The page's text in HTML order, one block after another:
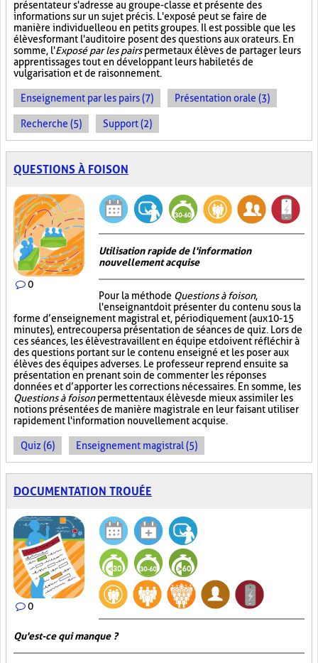
présentateur s'adresse au groupe-classe et présente des
informations sur un sujet précis. L'exposé peut se faire de
manière individuelle ou en petits groupes. Il est possible que les
élèves formant l'auditoire posent des questions aux orateurs. En
somme, l'Exposé par les pairspermet aux élèves de partager leurs
apprentissages tout en développant leurs habiletés de
vulgarisation et de raisonnement.
Enseignement par les pairs (7) Présentation orale (3)
Recherche (5) Support (2)
QUESTIONS À FOISON
0
Utilisation rapide de l'information
nouvellement acquise
Pour la méthode Questions à foison,
l'enseignant doit présenter du contenu sous la
forme d’enseignement magistral et, périodiquement (aux 10-15
minutes), entrecouper sa présentation de séances de quiz. Lors de
ces séances, les élèves travaillent en équipe et doivent réfléchir à
des questions portant sur le contenu enseigné et les poser aux
élèves des équipes adverses. Le professeur reprend ensuite sa
présentation en prenant soin de commenter les réponses
données et d’apporter les corrections nécessaires. En somme, les
Questions à foisonpermettent aux élèves de mieux assimiler les
notions présentées de manière magistrale en leur faisant utiliser
rapidement l'information nouvellement acquise.
Quiz (6) Enseignement magistral (5)
DOCUMENTATION TROUÉE
0
Qu'est-ce qui manque ?